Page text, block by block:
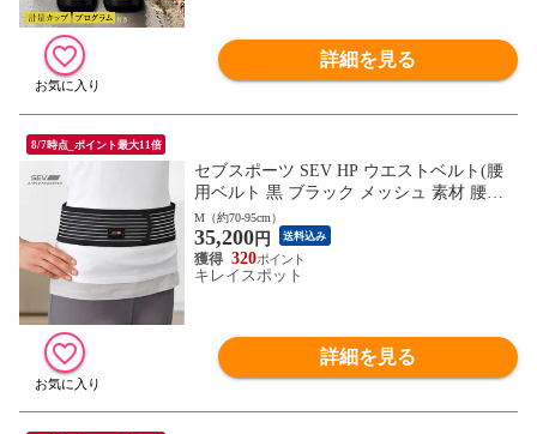
詳細を見る
8/7時点_ポイント最大11倍
セブスポーツ SEV HP ウエストベルト(腰
用ベルト 黒 ブラック メッシュ 素材 腰ベ
ルト 腰サポーター 腰 サポーター) ※1枚目
の画像は代表イメージのため色・柄が異な
る場合がございます。2枚目以降の画像で
ご希望の色・柄をご確認下さい。
M（約70-95cm）
35,200円 送料込み
320
キレイスポット
詳細を見る